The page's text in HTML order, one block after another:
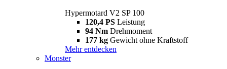
Hypermotard V2 SP 100
120,4 PS Leistung
94 Nm Drehmoment
177 kg Gewicht ohne Kraftstoff
Mehr entdecken
Monster